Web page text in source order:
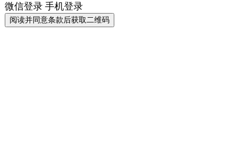
微信登录 手机登录
阅读并同意条款后获取二维码